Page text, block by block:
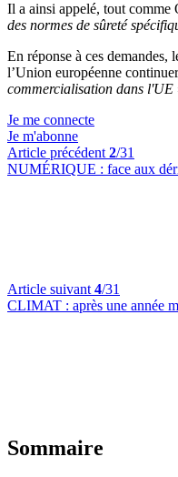
Il a ainsi appelé, tout comme
des normes de sûreté
En réponse à ces
l’Union européenne
commercialisation dans l'UE
Je me connecte
Je m'abonne
Article précédent 2/31
NUMÉRIQUE : face aux
Article suivant 4/31
CLIMAT : après une année
Sommaire